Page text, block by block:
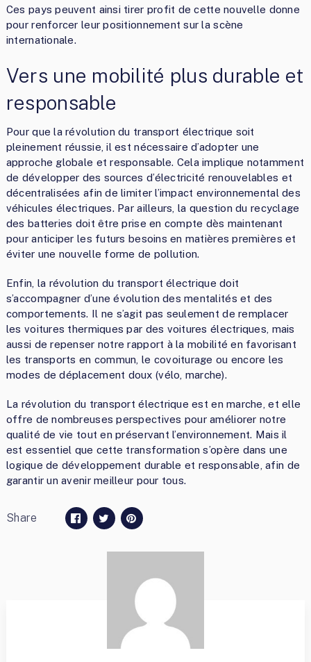
Ces pays peuvent ainsi tirer profit de cette nouvelle donne
pour renforcer leur positionnement sur la scène
internationale.
Vers une mobilité plus durable et
responsable
Pour que la révolution du transport électrique soit
pleinement réussie, il est nécessaire d’adopter une
approche globale et responsable. Cela implique notamment
de développer des sources d’électricité renouvelables et
décentralisées afin de limiter l’impact environnemental des
véhicules électriques. Par ailleurs, la question du recyclage
des batteries doit être prise en compte dès maintenant
pour anticiper les futurs besoins en matières premières et
éviter une nouvelle forme de pollution.
Enfin, la révolution du transport électrique doit
s’accompagner d’une évolution des mentalités et des
comportements. Il ne s’agit pas seulement de remplacer
les voitures thermiques par des voitures électriques, mais
aussi de repenser notre rapport à la mobilité en favorisant
les transports en commun, le covoiturage ou encore les
modes de déplacement doux (vélo, marche).
La révolution du transport électrique est en marche, et elle
offre de nombreuses perspectives pour améliorer notre
qualité de vie tout en préservant l’environnement. Mais il
est essentiel que cette transformation s’opère dans une
logique de développement durable et responsable, afin de
garantir un avenir meilleur pour tous.
Share